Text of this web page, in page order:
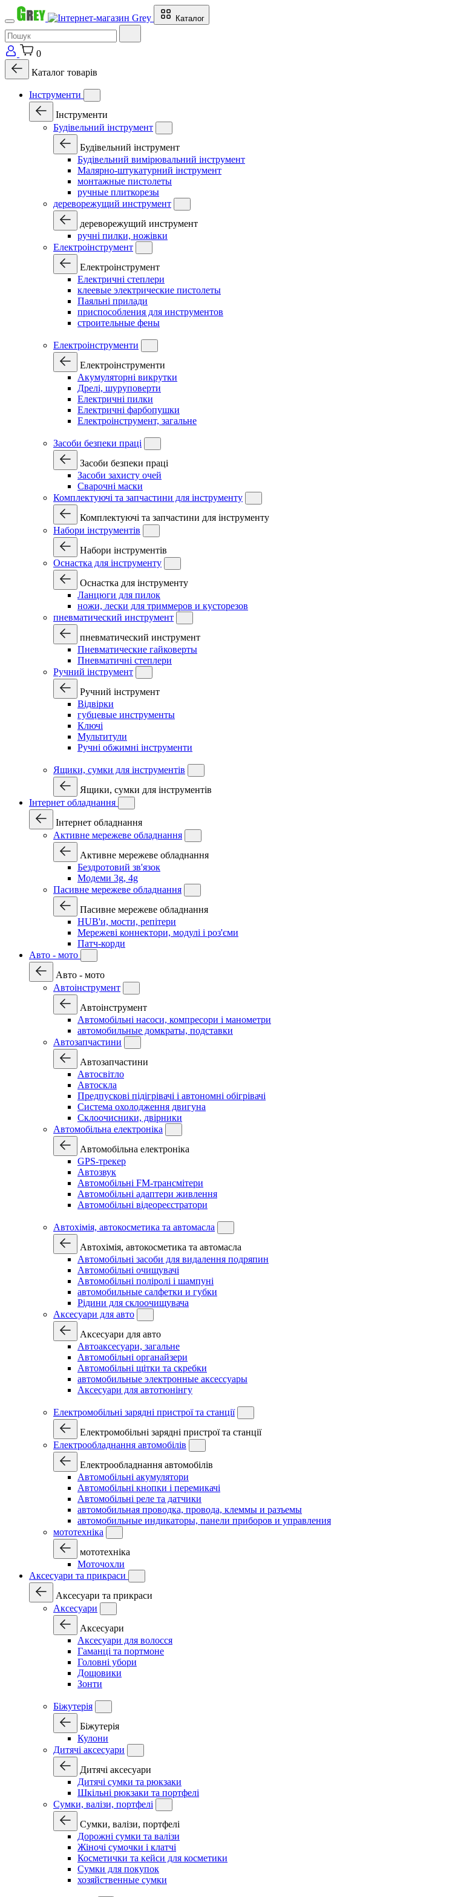
Каталог
0
Каталог товарів
Інструменти
Інструменти
Будівельний інструмент
Будівельний інструмент
Будівельний вимірювальний інструмент
Малярно-штукатурний інструмент
монтажные пистолеты
ручные плиткорезы
дереворежущий инструмент
дереворежущий инструмент
ручні пилки, ножівки
Електроінструмент
Електроінструмент
Електричні степлери
клеевые электрические пистолеты
Паяльні прилади
приспособления для инструментов
строительные фены
Електроінструменти
Електроінструменти
Акумуляторні викрутки
Дрелі, шуруповерти
Електричні пилки
Електричні фарбопушки
Електроінструмент, загальне
Засоби безпеки праці
Засоби безпеки праці
Засоби захисту очей
Сварочні маски
Комплектуючі та запчастини для інструменту
Комплектуючі та запчастини для інструменту
Набори інструментів
Набори інструментів
Оснастка для інструменту
Оснастка для інструменту
Ланцюги для пилок
ножи, лески для триммеров и кусторезов
пневматический инструмент
пневматический инструмент
Пневматические гайковерты
Пневматичні степлери
Ручний інструмент
Ручний інструмент
Відвірки
губцевые инструменты
Ключі
Мультитули
Ручні обжимні інструменти
Ящики, сумки для інструментів
Ящики, сумки для інструментів
Інтернет обладнання
Інтернет обладнання
Активне мережеве обладнання
Активне мережеве обладнання
Бездротовий зв'язок
Модеми 3g, 4g
Пасивне мережеве обладнання
Пасивне мережеве обладнання
HUB'и, мости, репітери
Мережеві коннектори, модулі і роз'єми
Патч-корди
Авто - мото
Авто - мото
Автоінструмент
Автоінструмент
Автомобільні насоси, компресори і манометри
автомобильные домкраты, подставки
Автозапчастини
Автозапчастини
Автосвітло
Автоскла
Предпускові підігрівачі і автономні обігрівачі
Система охолодження двигуна
Склоочисники, двірники
Автомобільна електроніка
Автомобільна електроніка
GPS-трекер
Автозвук
Автомобільні FM-трансмітери
Автомобільні адаптери живлення
Автомобільні відеореєстратори
Автохімія, автокосметика та автомасла
Автохімія, автокосметика та автомасла
Автомобільні засоби для видалення подряпин
Автомобільні очищувачі
Автомобільні поліролі і шампуні
автомобильные салфетки и губки
Рідини для склоочищувача
Аксесуари для авто
Аксесуари для авто
Автоаксесуари, загальне
Автомобільні органайзери
Автомобільні щітки та скребки
автомобильные электронные аксессуары
Аксесуари для автотюнінгу
Електромобільні зарядні пристрої та станції
Електромобільні зарядні пристрої та станції
Електрообладнання автомобілів
Електрообладнання автомобілів
Автомобільні акумулятори
Автомобільні кнопки і перемикачі
Автомобільні реле та датчики
автомобильная проводка, провода, клеммы и разъемы
автомобильные индикаторы, панели приборов и управления
мототехніка
мототехніка
Моточохли
Аксесуари та прикраси
Аксесуари та прикраси
Аксесуари
Аксесуари
Аксесуари для волосся
Гаманці та портмоне
Головні убори
Дощовики
Зонти
Біжутерія
Біжутерія
Кулони
Дитячі аксесуари
Дитячі аксесуари
Дитячі сумки та рюкзаки
Шкільні рюкзаки та портфелі
Сумки, валізи, портфелі
Сумки, валізи, портфелі
Дорожні сумки та валізи
Жіночі сумочки і клатчі
Косметички та кейси для косметики
Сумки для покупок
хозяйственные сумки